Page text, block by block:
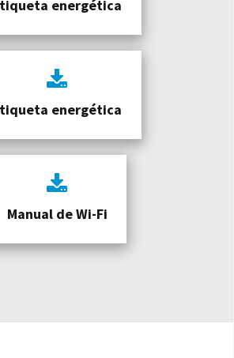
energética
energética
Manual de Wi-Fi